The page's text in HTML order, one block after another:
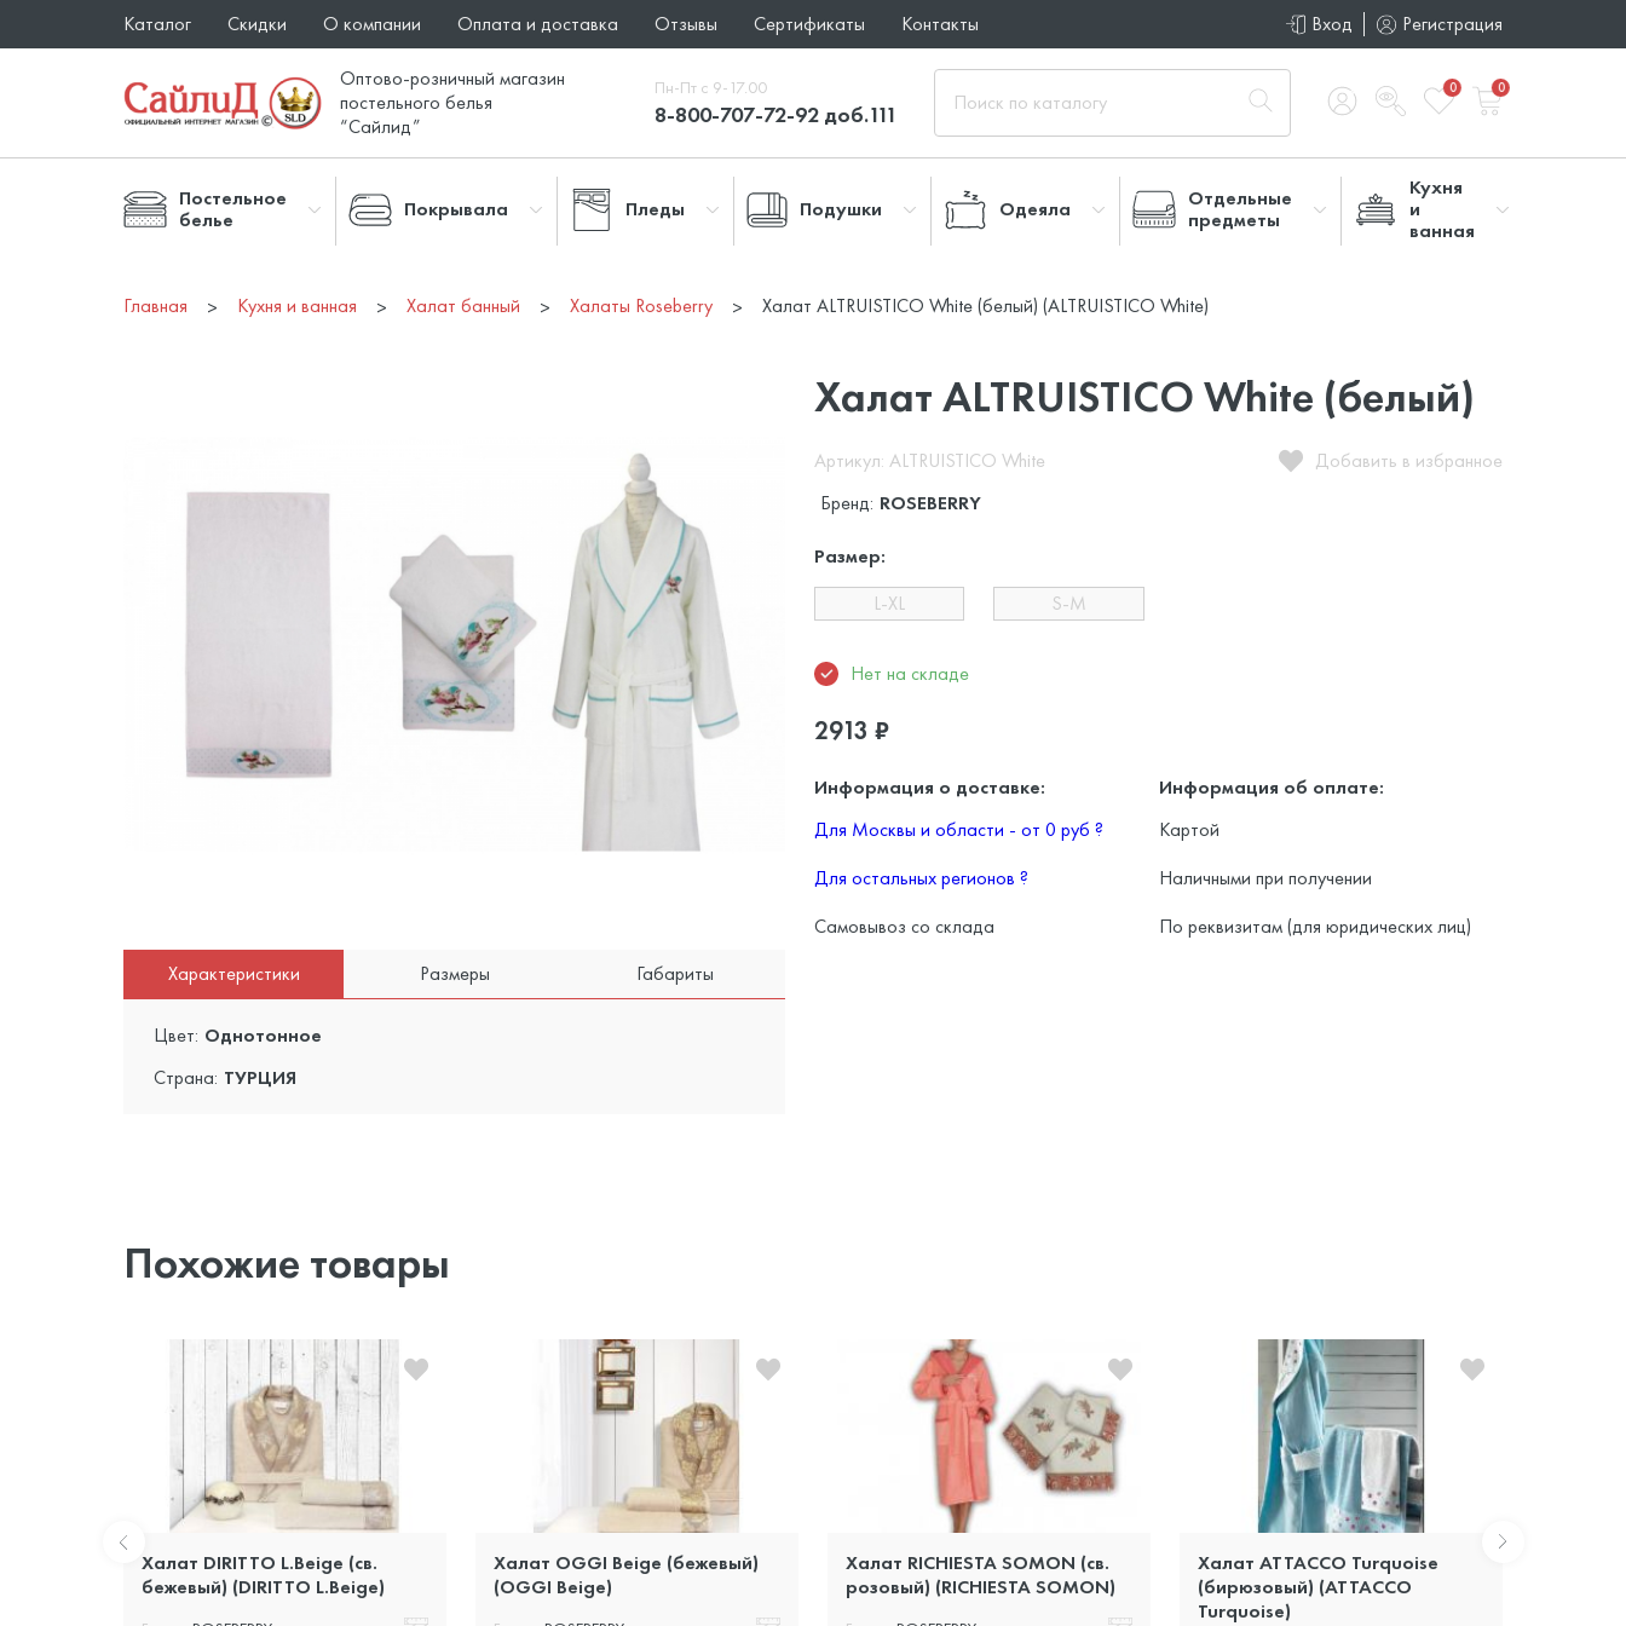
Каталог Скидки О компании Оплата и доставка Отзывы Сертификаты Контакты Вход Регистрация
Оптово-розничный магазин
постельного белья
“Сайлид”
Пн-Пт с 9-17.00
8-800-707-72-92 доб.111
0 0
Постельное
белье
Покрывала Пледы Подушки Одеяла
Отдельные
предметы
Кухня
и
ванная
Главная Кухня и ванная Халат банный Халаты Roseberry Халат ALTRUISTICO White (белый) (ALTRUISTICO White)
Характеристики Размеры Габариты
Цвет: Однотонное
Страна: ТУРЦИЯ
Халат ALTRUISTICO White (белый)
Артикул: ALTRUISTICO White
Добавить в избранное
Бренд: ROSEBERRY
Размер:
L-XL
S-M
Нет на складе
2913₽
Информация о доставке:
Для Москвы и области - от 0 руб?
Для остальных регионов?
Самовывоз со склада
Информация об оплате:
Картой
Наличными при получении
По реквизитам (для юридических лиц)
Похожие товары
Халат DIRITTO L.Beige (св.
бежевый) (DIRITTO L.Beige)
Халат OGGI Beige (бежевый)
(OGGI Beige)
Халат RICHIESTA SOMON (св.
розовый) (RICHIESTA SOMON)
Халат ATTACCO Turquoise
(бирюзовый) (ATTACCO
Turquoise)